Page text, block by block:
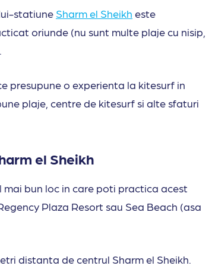
statiune Sharm el Sheikh este
oriunde (nu sunt multe plaje cu nisip,
presupune o experienta la kitesurf in
plaje, centre de kitesurf si alte sfaturi
el Sheikh
bun loc in care poti practica acest
Plaza Resort sau Sea Beach (asa
distanta de centrul Sharm el Sheikh.